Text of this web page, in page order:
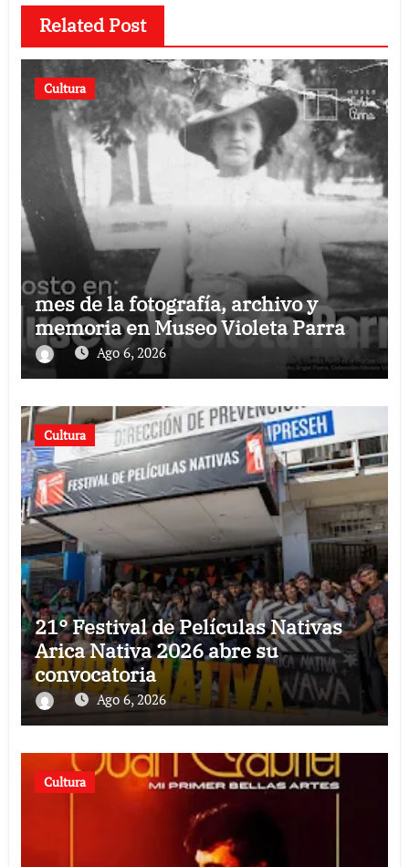
Related Post
Cultura
mes de la fotografía, archivo y
memoria en Museo Violeta Parra
Ago 6, 2026
Cultura
21° Festival de Películas Nativas
Arica Nativa 2026 abre su
convocatoria
Ago 6, 2026
Cultura